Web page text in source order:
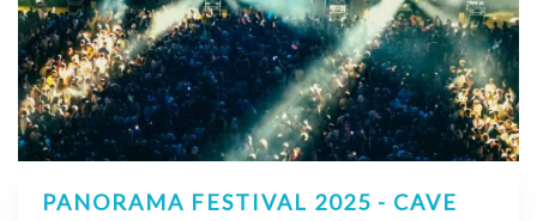
PANORAMA FESTIVAL 2025 - CAVE